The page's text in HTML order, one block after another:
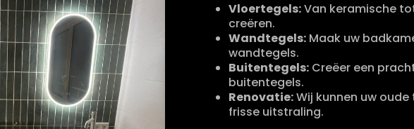
Vloertegels:Van keramische
creëren.
Wandtegels: Maak uw
wandtegels.
Buitentegels: Creëer een
buitentegels.
Renovatie:Wij kunnen uw
frisse uitstraling.